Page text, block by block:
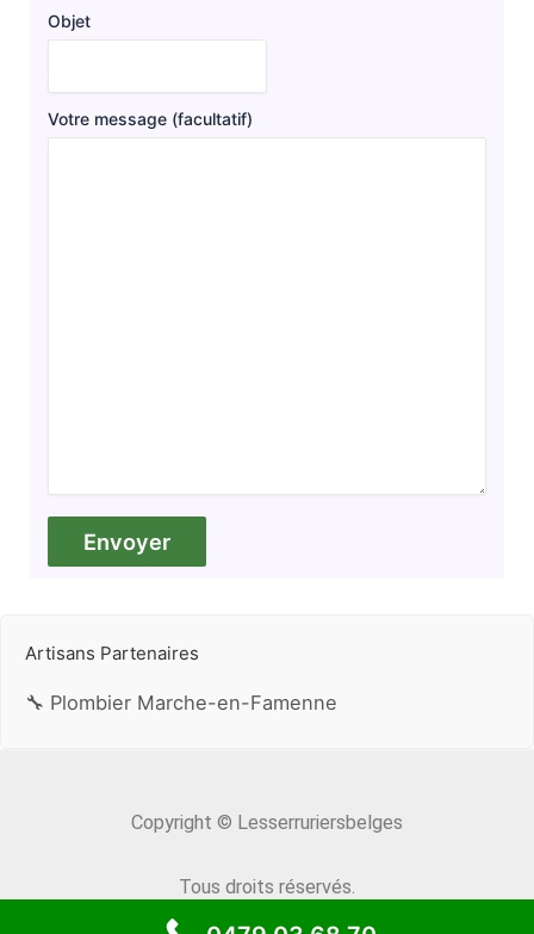
Objet
Votre message (facultatif)
Artisans Partenaires
🔧 Plombier Marche-en-Famenne
Copyright © Lesserruriersbelges
Tous droits réservés.